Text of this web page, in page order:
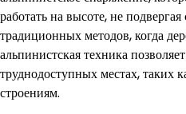
работать на высоте, не
традиционных методов, когда
альпинистская техника
труднодоступных местах, таких
строениям.